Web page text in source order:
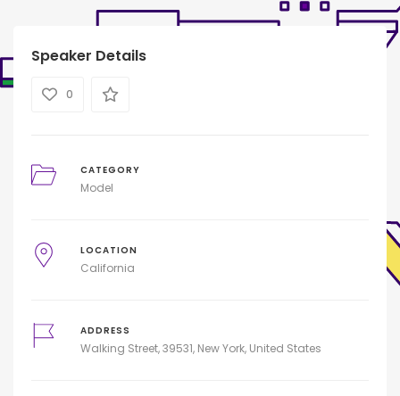
Speaker Details
0
CATEGORY
Model
LOCATION
California
ADDRESS
Walking Street, 39531, New York, United States